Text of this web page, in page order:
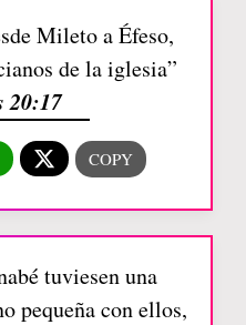
Mileto a Éfeso,
de la iglesia”
20:17
tuviesen una
pequeña con ellos,